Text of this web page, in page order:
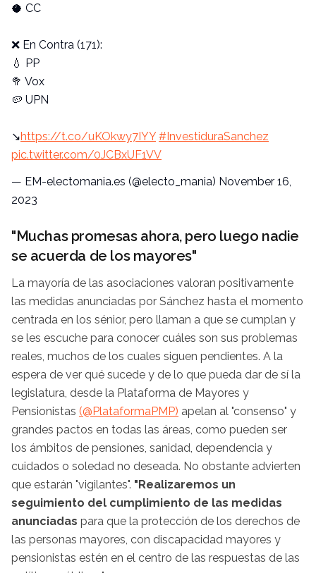
🥥 CC
❌ En Contra (171):
💧 PP
🥦 Vox
🥔 UPN
↘️https://t.co/uKOkwy7IYY #InvestiduraSanchez
pic.twitter.com/0JCBxUF1VV
— EM-electomania.es (@electo_mania) November 16,
2023
"Muchas promesas ahora, pero luego nadie
se acuerda de los mayores"
La mayoría de las asociaciones valoran positivamente
las medidas anunciadas por Sánchez hasta el momento
centrada en los sénior, pero llaman a que se cumplan y
se les escuche para conocer cuáles son sus problemas
reales, muchos de los cuales siguen pendientes. A la
espera de ver qué sucede y de lo que pueda dar de sí la
legislatura, desde la Plataforma de Mayores y
Pensionistas (@PlataformaPMP) apelan al "consenso" y
grandes pactos en todas las áreas, como pueden ser
los ámbitos de pensiones, sanidad, dependencia y
cuidados o soledad no deseada. No obstante advierten
que estarán "vigilantes". "Realizaremos un
seguimiento del cumplimiento de las medidas
anunciadas para que la protección de los derechos de
las personas mayores, con discapacidad mayores y
pensionistas estén en el centro de las respuestas de las